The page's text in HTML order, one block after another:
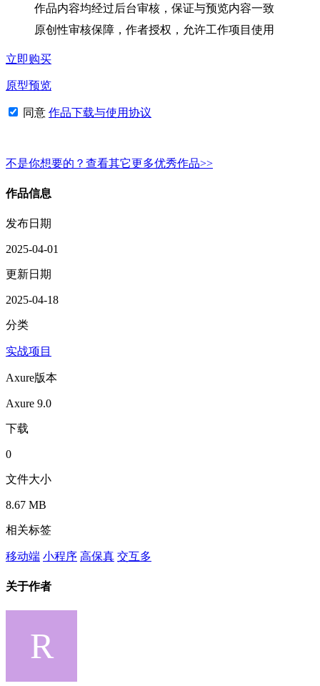
作品内容均经过后台审核，保证与预览内容一致
原创性审核保障，作者授权，允许工作项目使用
立即购买
原型预览
同意 作品下载与使用协议
不是你想要的？查看其它更多优秀作品>>
作品信息
发布日期
2025-04-01
更新日期
2025-04-18
分类
实战项目
Axure版本
Axure 9.0
下载
0
文件大小
8.67 MB
相关标签
移动端 小程序 高保真 交互多
关于作者